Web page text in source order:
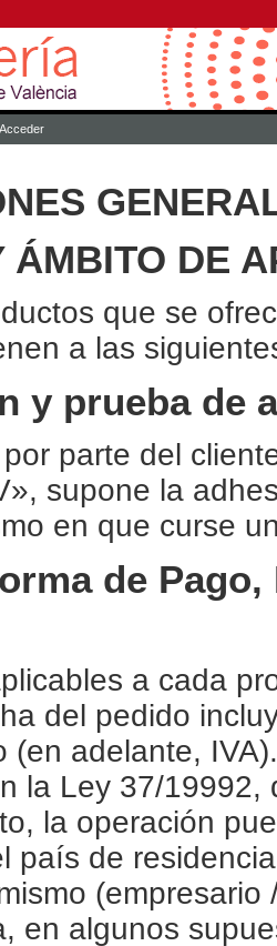
Acceder
ÁMBITO DE
que se
a las
y prueba de
parte del
supone la
en que curse
de
a cada
del pedido
(en adelante,
la Ley 37/
la operación
país de
en algunos